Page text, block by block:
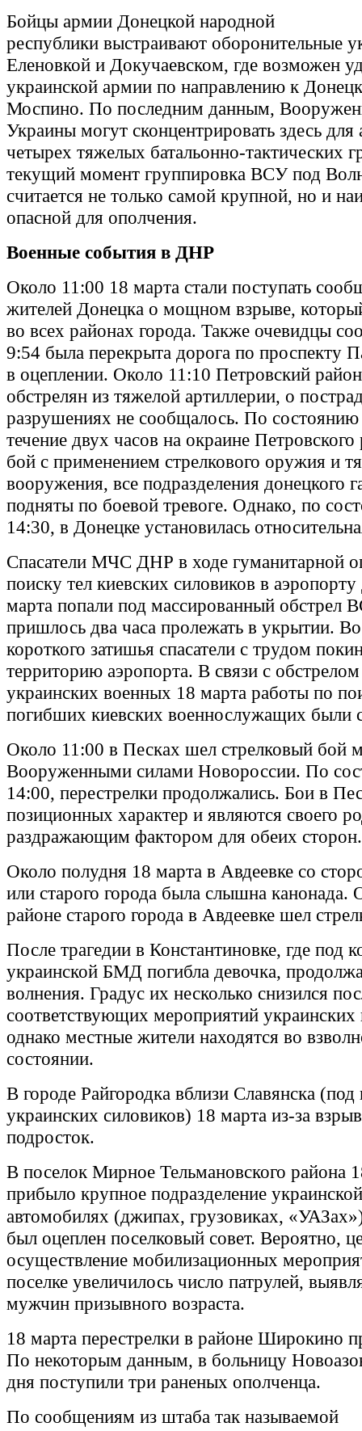
Бойцы армии Донецкой народной
республики выстраивают оборонительные
Еленовкой и Докучаевском, где возможен
украинской армии по направлению к
Моспино. По последним данным,
Украины могут сконцентрировать здесь для
четырех тяжелых батальонно-тактических
текущий момент группировка ВСУ под
считается не только самой крупной, но и
опасной для ополчения.
Военные события в ДНР
Около 11:00 18 марта стали поступать
жителей Донецка о мощном взрыве,
во всех районах города. Также очевидцы
9:54 была перекрыта дорога по проспекту
в оцеплении. Около 11:10 Петровский
обстрелян из тяжелой артиллерии, о
разрушениях не сообщалось. По
течение двух часов на окраине
бой с применением стрелкового оружия и
вооружения, все подразделения донецкого
подняты по боевой тревоге. Однако, по
14:30, в Донецке установилась
Спасатели МЧС ДНР в ходе гуманитарной
поиску тел киевских силовиков в
марта попали под массированный обстрел
пришлось два часа пролежать в укрытии.
короткого затишья спасатели с трудом
территорию аэропорта. В связи с
украинских военных 18 марта работы по
погибших киевских военнослужащих были
Около 11:00 в Песках шел стрелковый
Вооруженными силами Новороссии. По
14:00, перестрелки продолжались. Бои в
позиционных характер и являются своего
раздражающим фактором для обеих сторон.
Около полудня 18 марта в Авдеевке со
или старого города была слышна канонада.
районе старого города в Авдеевке шел
После трагедии в Константиновке, где под
украинской БМД погибла девочка,
волнения. Градус их несколько снизился
соответствующих мероприятий украинских
однако местные жители находятся во
состоянии.
В городе Райгородка вблизи Славянска (под
украинских силовиков) 18 марта из-за
подросток.
В поселок Мирное Тельмановского района
прибыло крупное подразделение
автомобилях (джипах, грузовиках, «УАЗах»
был оцеплен поселковый совет. Вероятно,
осуществление мобилизационных
поселке увеличилось число патрулей,
мужчин призывного возраста.
18 марта перестрелки в районе Широкино
По некоторым данным, в больницу
дня поступили три раненых ополченца.
По сообщениям из штаба так называемой